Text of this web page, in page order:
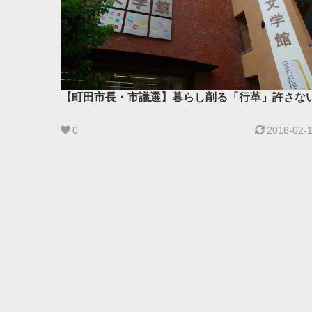
【町田市長・市議選】暮らし削る「行革」許さな
0 2018-02-